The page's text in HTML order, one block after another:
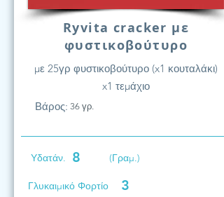
Ryvita cracker με
φυστικοβούτυρο
με 25γρ φυστικοβούτυρο (x1 κουταλάκι)
x1 τεμάχιο
Βάρος: 36 γρ.
Υδατάν. 8 (Γραμ.)
Γλυκαιμικό Φορτίο 3